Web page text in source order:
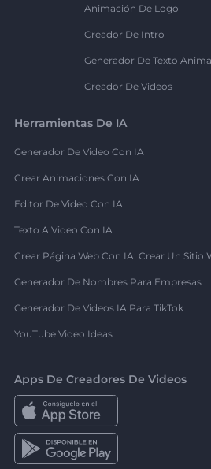
Animación De Logo
Creador De Intro
Generador De Texto
Creador De Videos
Herramientas De IA
Generador De Video Con IA
Crear Animaciones Con IA
Editor De Video Con IA
Texto A Video Con IA
Crear Página Web Con IA: Crear Un Sitio
Generador De Nombres Para Empresas
Generador De Videos IA Para TikTok
YouTube Video Ideas
Apps De Creadores De Videos